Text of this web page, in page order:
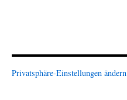
Privatsphäre-Einstellungen ändern